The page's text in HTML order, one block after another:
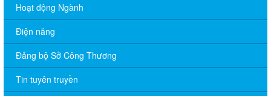
Hoạt động Ngành
Điện năng
Đảng bộ Sở Công Thương
Tin tuyên truyền